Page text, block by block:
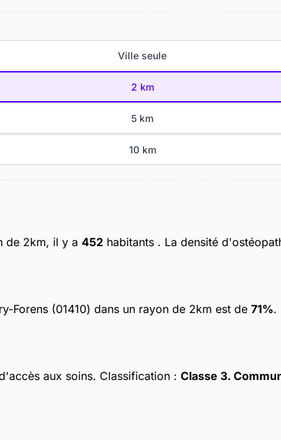
Ville seule
2 km
5 km
10 km
de 2km, il y a 452 habitants . La densité
Forens (01410) dans un rayon de 2km est de 71%.
aux soins. Classification : Classe 3.